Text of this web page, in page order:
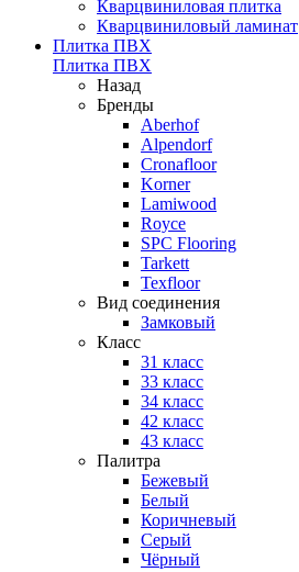
Кварцвиниловая плитка
Кварцвиниловый ламинат
Плитка ПВХ
Плитка ПВХ
Назад
Бренды
Aberhof
Alpendorf
Cronafloor
Korner
Lamiwood
Royce
SPC Flooring
Tarkett
Texfloor
Вид соединения
Замковый
Класс
31 класс
33 класс
34 класс
42 класс
43 класс
Палитра
Бежевый
Белый
Коричневый
Серый
Чёрный